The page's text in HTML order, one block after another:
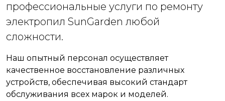
профессиональные услуги по ремонту
электропил SunGarden любой
сложности.
Наш опытный персонал осуществляет
качественное восстановление различных
устройств, обеспечивая высокий стандарт
обслуживания всех марок и моделей.